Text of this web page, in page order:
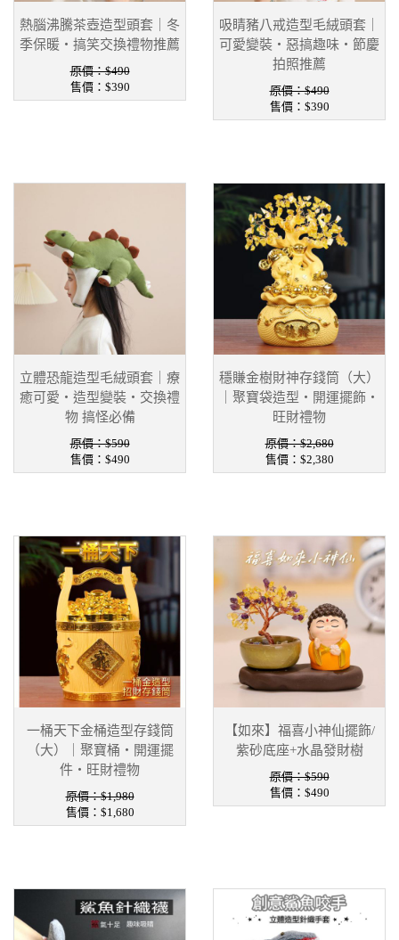
熱腦沸騰茶壺造型頭套｜冬
季保暖・搞笑交換禮物推薦
原價：$490
售價： $390
吸睛豬八戒造型毛絨頭套｜
可愛變裝・惡搞趣味・節慶
拍照推薦
原價：$490
售價： $390
立體恐龍造型毛絨頭套｜療
癒可愛・造型變裝・交換禮
物 搞怪必備
原價：$590
售價： $490
穩賺金樹財神存錢筒（大）
｜聚寶袋造型・開運擺飾・
旺財禮物
原價：$2,680
售價： $2,380
一桶天下金桶造型存錢筒
（大）｜聚寶桶・開運擺
件・旺財禮物
原價：$1,980
售價： $1,680
【如來】福喜小神仙擺飾/
紫砂底座+水晶發財樹
原價：$590
售價： $490